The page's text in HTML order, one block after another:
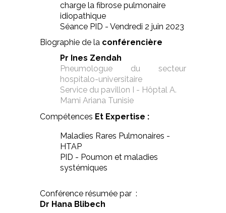
charge la fibrose pulmonaire
idiopathique
Séance PID - Vendredi 2 juin 2023
Biographie de la conférencière
Pr Ines Zendah
Pneumologue du secteur
hospitalo-universitaire
Service du pavillon I - Hôptal A.
Mami Ariana Tunisie
Compétences Et Expertise :
Maladies Rares Pulmonaires -
HTAP
PID - Poumon et maladies
systémiques
Conférence résumée par :
Dr Hana Blibech